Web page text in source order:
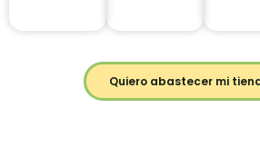
Quiero abastecer mi